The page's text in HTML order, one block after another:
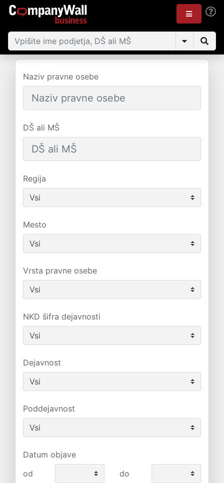
Naziv pravne osebe
DŠ ali MŠ
Regija
Mesto
Vrsta pravne osebe
NKD šifra dejavnosti
Dejavnost
Poddejavnost
Datum objave
od
do